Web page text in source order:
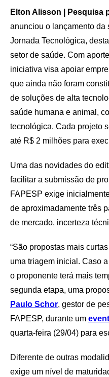
Elton Alisson | Pesquisa
anunciou o lançamento da
Jornada Tecnológica,
setor de saúde. Com
iniciativa visa apoiar
que ainda não foram
de soluções de alta
saúde humana e animal,
tecnológica. Cada projeto
até R$ 2 milhões para
Uma das novidades do
facilitar a submissão de
FAPESP exige
de aproximadamente três
de mercado, incerteza
“São propostas mais
uma triagem inicial. Caso
o proponente terá mais
segunda etapa, uma
Paulo Schor, gestor de
FAPESP, durante um
quarta-feira (29/04) para
Diferente de outras
exige um nível de